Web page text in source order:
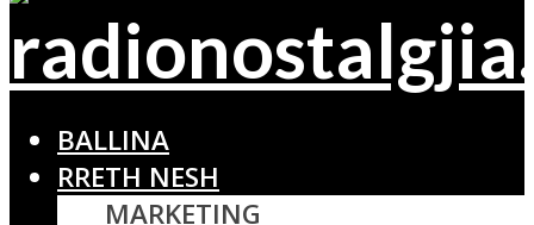
BALLINA
RRETH NESH
MARKETING